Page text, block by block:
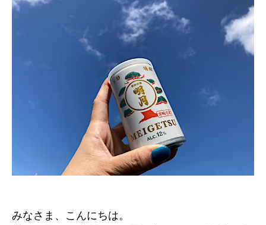
みなさま、こんにちは。